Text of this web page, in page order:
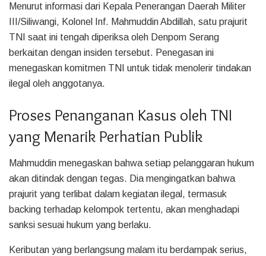
Menurut informasi dari Kepala Penerangan Daerah Militer
III/Siliwangi, Kolonel Inf. Mahmuddin Abdillah, satu prajurit
TNI saat ini tengah diperiksa oleh Denpom Serang
berkaitan dengan insiden tersebut. Penegasan ini
menegaskan komitmen TNI untuk tidak menolerir tindakan
ilegal oleh anggotanya.
Proses Penanganan Kasus oleh TNI
yang Menarik Perhatian Publik
Mahmuddin menegaskan bahwa setiap pelanggaran hukum
akan ditindak dengan tegas. Dia mengingatkan bahwa
prajurit yang terlibat dalam kegiatan ilegal, termasuk
backing terhadap kelompok tertentu, akan menghadapi
sanksi sesuai hukum yang berlaku.
Keributan yang berlangsung malam itu berdampak serius,